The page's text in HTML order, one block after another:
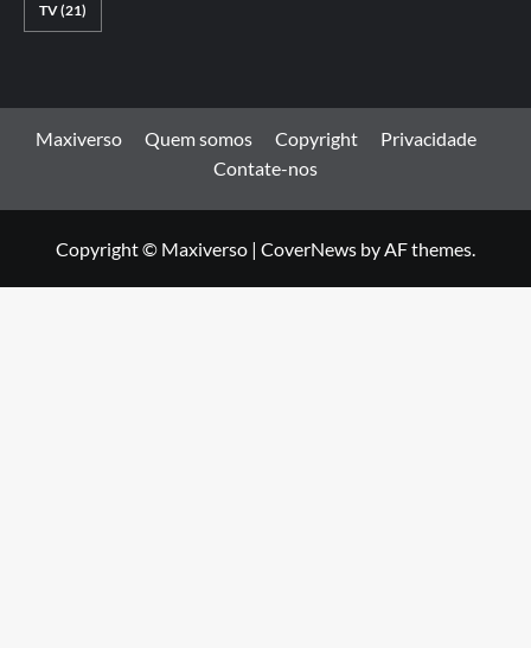
TV(21)
Maxiverso Quem somos Copyright
Privacidade
Contate-nos
Copyright © Maxiverso | CoverNews by AF themes.